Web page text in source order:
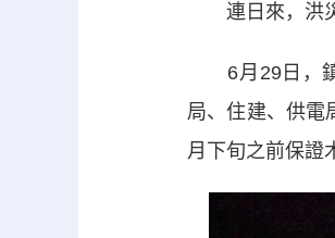
連日來，洪災
6月29日，鎮
局、住建、供電
月下旬之前保證